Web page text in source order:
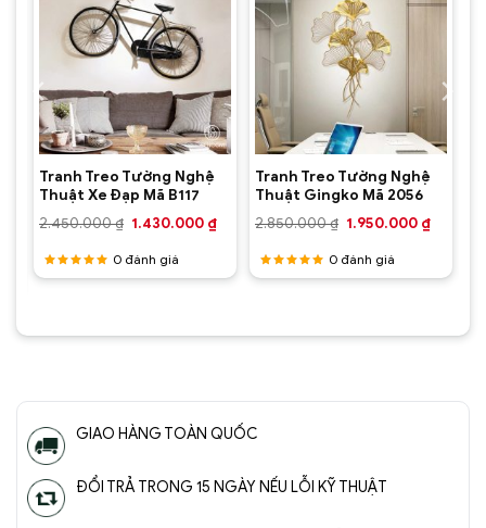
Tranh Treo Tường Nghệ
Thuật Xe Đạp Mã B117
2.450.000₫ Giá
2.450.000 ₫.
1.430.000 ₫Giá
1.430.000 ₫.
Được
0 đánh giá
Tranh Treo Tường Nghệ
Thuật Gingko Mã 2056
2.850.000₫ Giá
2.850.000 ₫.
1.950.000 ₫Giá
Được
0 đánh giá
GIAO HÀNG TOÀN QUỐC
ĐỔI TRẢ TRONG 15 NGÀY NẾU LỖI KỸ THUẬT